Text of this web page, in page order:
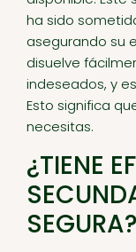
ha sido
asegurando su
disuelve
indeseados, y
Esto significa
necesitas.
¿TIENE
SEGURA?